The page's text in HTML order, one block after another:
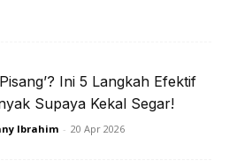
Ini 5 Langkah Efektif
Supaya Kekal Segar!
Ibrahim - 20 Apr 2026